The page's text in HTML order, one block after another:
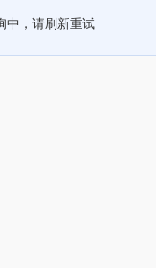
中，请刷新重试